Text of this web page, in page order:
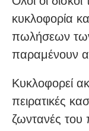
κυκλοφορία
πωλήσεων
παραμένουν
Κυκλοφορεί
πειρατικές
ζωντανές του